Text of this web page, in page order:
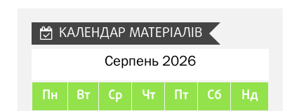
КАЛЕНДАР МАТЕРІАЛІВ
Серпень 2026
Пн Вт Ср Чт Пт Сб Нд